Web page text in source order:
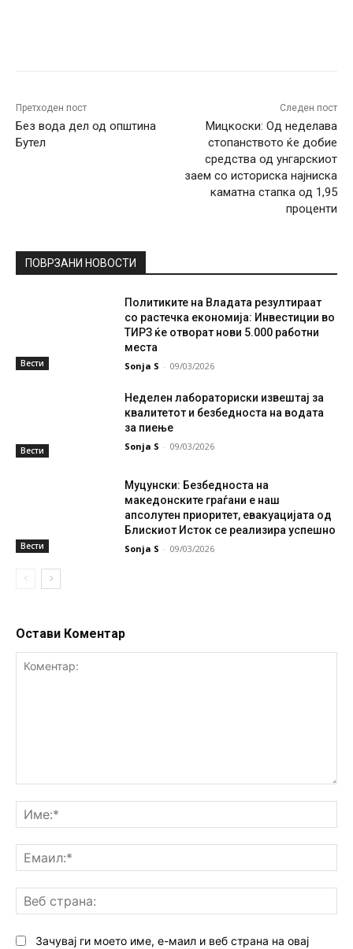
Претходен пост
Без вода дел од општина
Бутел
Следен пост
Мицкоски: Од неделава
стопанството ќе добие
средства од унгарскиот
заем со историска најниска
каматна стапка од 1,95
проценти
ПОВРЗАНИ НОВОСТИ
Вести
Политиките на Владата резултираат
со растечка економија: Инвестиции во
ТИРЗ ќе отворат нови 5.000 работни
места
Sonja S - 09/03/2026
Вести
Неделен лабораториски извештај за
квалитетот и безбедноста на водата
за пиење
Sonja S - 09/03/2026
Вести
Муцунски: Безбедноста на
македонските граѓани е наш
апсолутен приоритет, евакуацијата од
Блискиот Исток се реализира успешно
Sonja S - 09/03/2026
Остави Коментар
Зачувај ги моето име, е-маил и веб страна на овај